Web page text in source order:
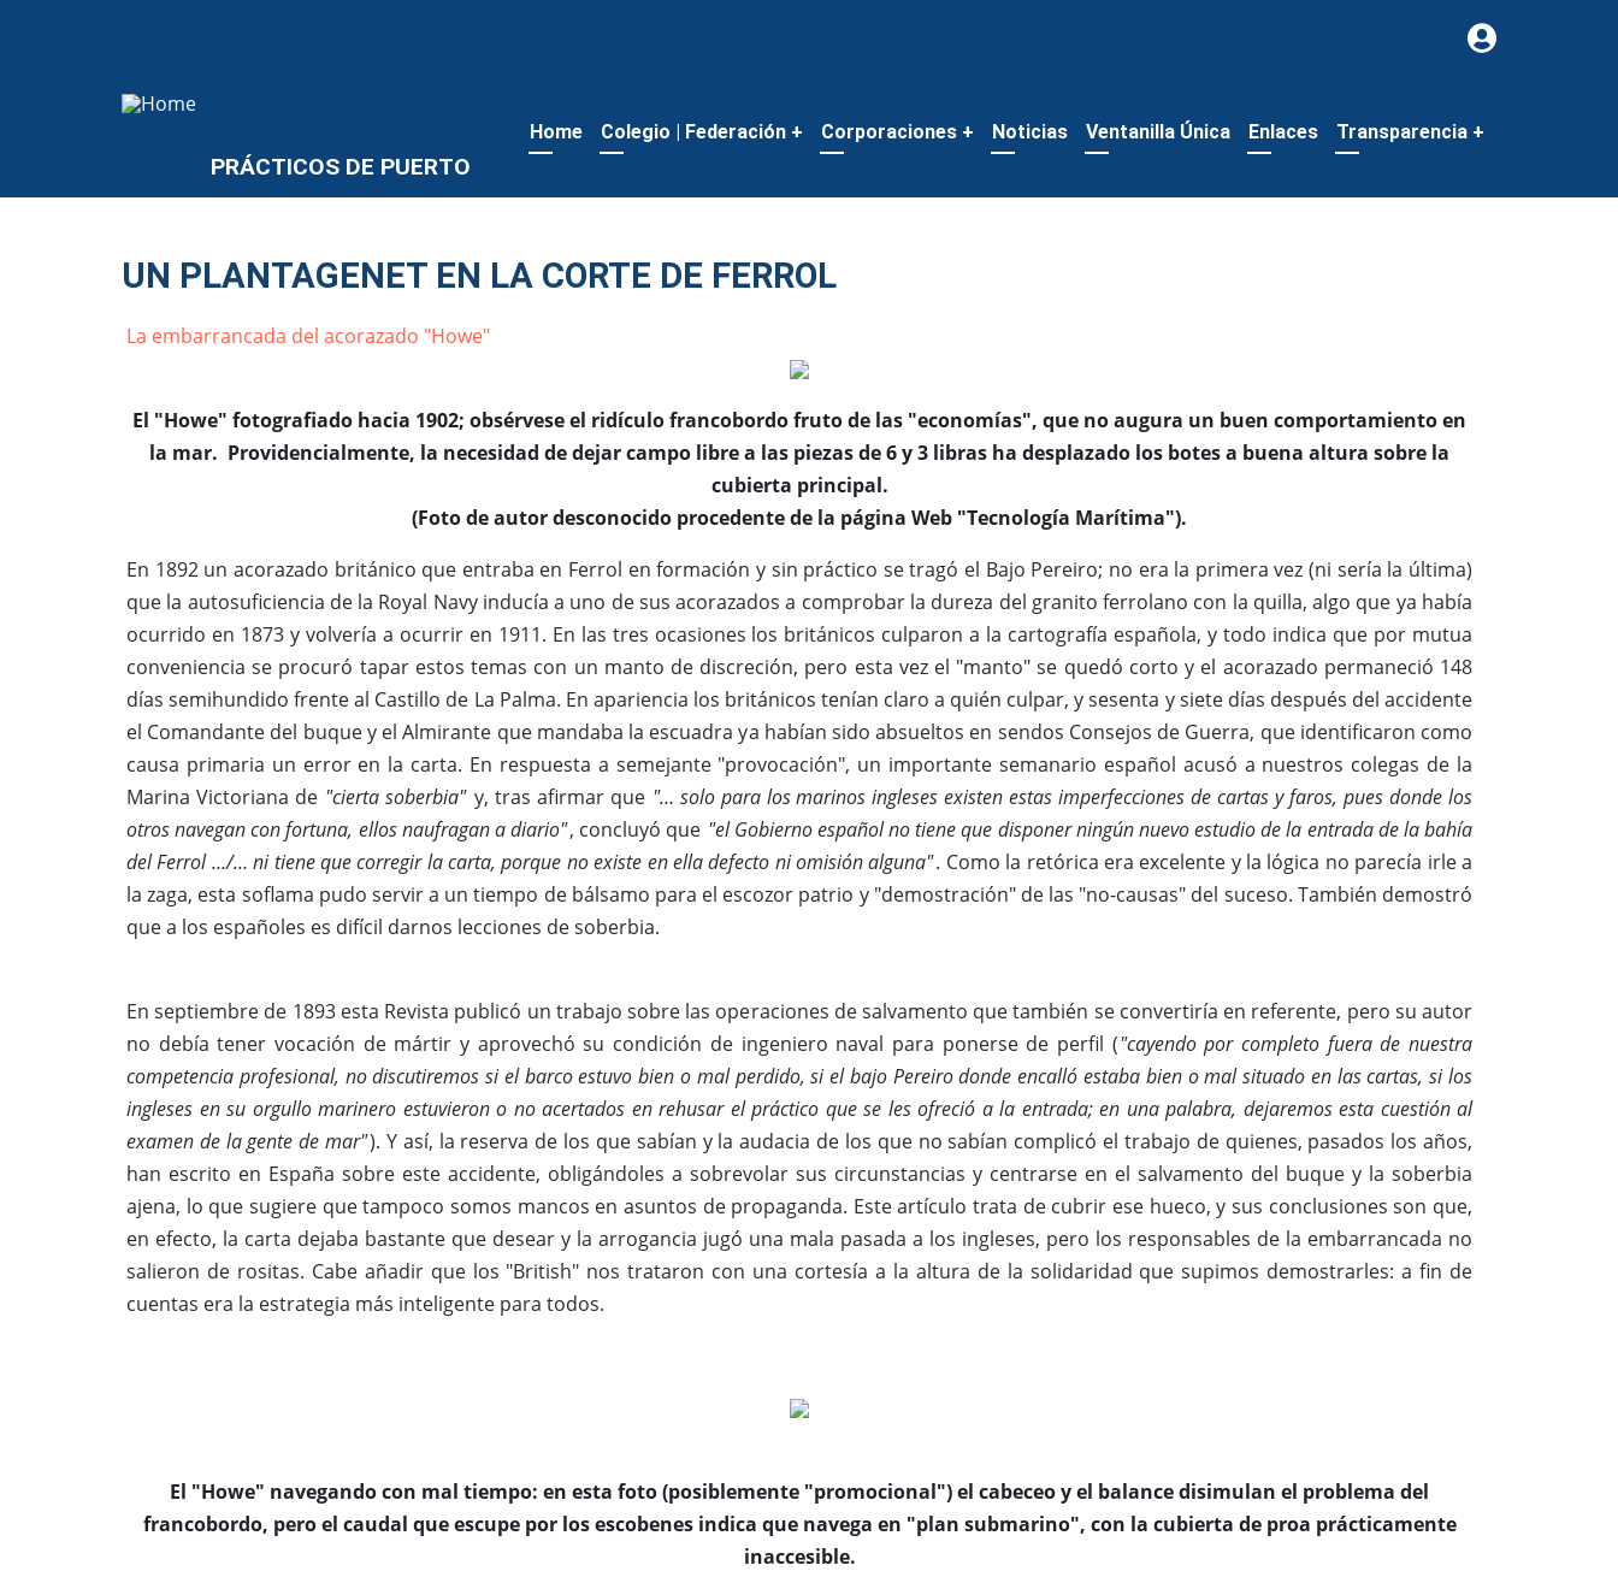
PRÁCTICOS DE PUERTO
Home Colegio | Federación + Corporaciones + Noticias Ventanilla Única Enlaces Transparencia +
UN PLANTAGENET EN LA CORTE DE FERROL
La embarrancada del acorazado "Howe"
El "Howe" fotografiado hacia 1902; obsérvese el ridículo francobordo fruto de las "economías", que no augura un buen comportamiento en
la mar. Providencialmente, la necesidad de dejar campo libre a las piezas de 6 y 3 libras ha desplazado los botes a buena altura sobre la
cubierta principal.
(Foto de autor desconocido procedente de la página Web "Tecnología Marítima").
En 1892 un acorazado británico que entraba en Ferrol en formación y sin práctico se tragó el Bajo Pereiro; no era la primera vez (ni sería la última)
que la autosuficiencia de la Royal Navy inducía a uno de sus acorazados a comprobar la dureza del granito ferrolano con la quilla, algo que ya había
ocurrido en 1873 y volvería a ocurrir en 1911. En las tres ocasiones los británicos culparon a la cartografía española, y todo indica que por mutua
conveniencia se procuró tapar estos temas con un manto de discreción, pero esta vez el "manto" se quedó corto y el acorazado permaneció 148
días semihundido frente al Castillo de La Palma. En apariencia los británicos tenían claro a quién culpar, y sesenta y siete días después del accidente
el Comandante del buque y el Almirante que mandaba la escuadra ya habían sido absueltos en sendos Consejos de Guerra, que identificaron como
causa primaria un error en la carta. En respuesta a semejante "provocación", un importante semanario español acusó a nuestros colegas de la
Marina Victoriana de "cierta soberbia" y, tras afirmar que "… solo para los marinos ingleses existen estas imperfecciones de cartas y faros, pues donde los
otros navegan con fortuna, ellos naufragan a diario", concluyó que "el Gobierno español no tiene que disponer ningún nuevo estudio de la entrada de la bahía
del Ferrol …/… ni tiene que corregir la carta, porque no existe en ella defecto ni omisión alguna". Como la retórica era excelente y la lógica no parecía irle a
la zaga, esta soflama pudo servir a un tiempo de bálsamo para el escozor patrio y "demostración" de las "no-causas" del suceso. También demostró
que a los españoles es difícil darnos lecciones de soberbia.
En septiembre de 1893 esta Revista publicó un trabajo sobre las operaciones de salvamento que también se convertiría en referente, pero su autor
no debía tener vocación de mártir y aprovechó su condición de ingeniero naval para ponerse de perfil ("cayendo por completo fuera de nuestra
competencia profesional, no discutiremos si el barco estuvo bien o mal perdido, si el bajo Pereiro donde encalló estaba bien o mal situado en las cartas, si los
ingleses en su orgullo marinero estuvieron o no acertados en rehusar el práctico que se les ofreció a la entrada; en una palabra, dejaremos esta cuestión al
examen de la gente de mar"). Y así, la reserva de los que sabían y la audacia de los que no sabían complicó el trabajo de quienes, pasados los años,
han escrito en España sobre este accidente, obligándoles a sobrevolar sus circunstancias y centrarse en el salvamento del buque y la soberbia
ajena, lo que sugiere que tampoco somos mancos en asuntos de propaganda. Este artículo trata de cubrir ese hueco, y sus conclusiones son que,
en efecto, la carta dejaba bastante que desear y la arrogancia jugó una mala pasada a los ingleses, pero los responsables de la embarrancada no
salieron de rositas. Cabe añadir que los "British" nos trataron con una cortesía a la altura de la solidaridad que supimos demostrarles: a fin de
cuentas era la estrategia más inteligente para todos.
El "Howe" navegando con mal tiempo: en esta foto (posiblemente "promocional") el cabeceo y el balance disimulan el problema del
francobordo, pero el caudal que escupe por los escobenes indica que navega en "plan submarino", con la cubierta de proa prácticamente
inaccesible.